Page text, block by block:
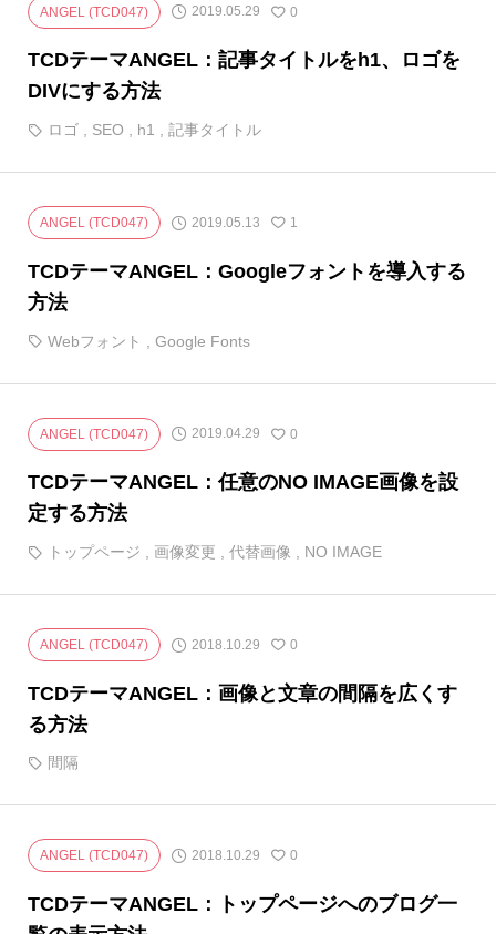
ANGEL (TCD047) 2019.05.29 0
TCDテーマANGEL：記事タイトルをh1、ロゴを
DIVにする方法
ロゴ , SEO , h1 , 記事タイトル
ANGEL (TCD047) 2019.05.13 1
TCDテーマANGEL：Googleフォントを導入する
方法
Webフォント Google Fonts
ANGEL (TCD047) 2019.04.29 0
TCDテーマANGEL：任意のNO IMAGE画像を設
定する方法
トップページ 画像変更 代替画像 NO IMAGE
ANGEL (TCD047) 2018.10.29 0
TCDテーマANGEL：画像と文章の間隔を広くす
る方法
間隔
ANGEL (TCD047) 2018.10.29 0
TCDテーマANGEL：トップページへのブログ一